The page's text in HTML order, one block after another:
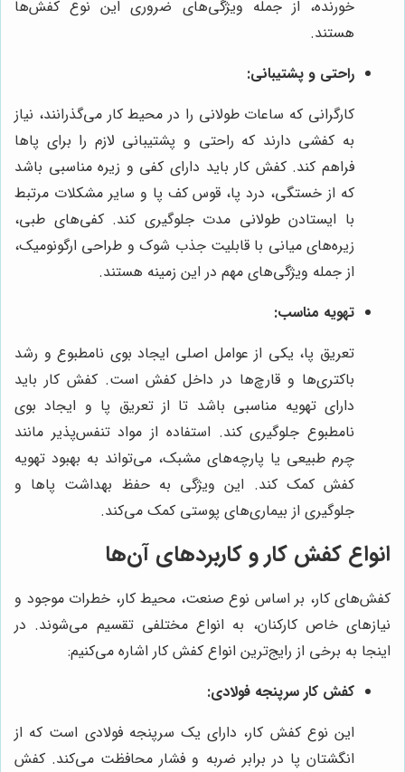
خورنده، از جمله ویژگی‌های ضروری این نوع کفش‌ها
هستند.
راحتی و پشتیبانی:
کارگرانی که ساعات طولانی را در محیط کار می‌گذرانند، نیاز
به کفشی دارند که راحتی و پشتیبانی لازم را برای پاها
فراهم کند. کفش کار باید دارای کفی و زیره مناسبی باشد
که از خستگی، درد پا، قوس کف پا و سایر مشکلات مرتبط
با ایستادن طولانی مدت جلوگیری کند. کفی‌های طبی،
زیره‌های میانی با قابلیت جذب شوک و طراحی ارگونومیک،
از جمله ویژگی‌های مهم در این زمینه هستند.
تهویه مناسب:
تعریق پا، یکی از عوامل اصلی ایجاد بوی نامطبوع و رشد
باکتری‌ها و قارچ‌ها در داخل کفش است. کفش کار باید
دارای تهویه مناسبی باشد تا از تعریق پا و ایجاد بوی
نامطبوع جلوگیری کند. استفاده از مواد تنفس‌پذیر مانند
چرم طبیعی یا پارچه‌های مشبک، می‌تواند به بهبود تهویه
کفش کمک کند. این ویژگی به حفظ بهداشت پاها و
جلوگیری از بیماری‌های پوستی کمک می‌کند.
انواع کفش کار و کاربردهای آن‌ها
کفش‌های کار، بر اساس نوع صنعت، محیط کار، خطرات موجود و
نیازهای خاص کارکنان، به انواع مختلفی تقسیم می‌شوند. در
اینجا به برخی از رایج‌ترین انواع کفش کار اشاره می‌کنیم:
کفش کار سرپنجه فولادی:
این نوع کفش کار، دارای یک سرپنجه فولادی است که از
انگشتان پا در برابر ضربه و فشار محافظت می‌کند. کفش